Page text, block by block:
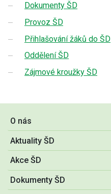
O nás
Aktuality ŠD
Akce ŠD
Dokumenty ŠD
Dokumenty ŠD
Provoz ŠD
Přihlašování žáků do ŠD
Oddělení ŠD
Zájmové kroužky ŠD